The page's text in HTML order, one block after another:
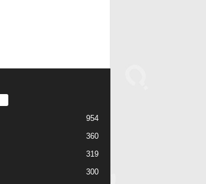
954
360
319
300